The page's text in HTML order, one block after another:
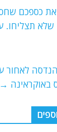
l
er
e
b
k
את כספכם
תצליחו.
באוקראינה →